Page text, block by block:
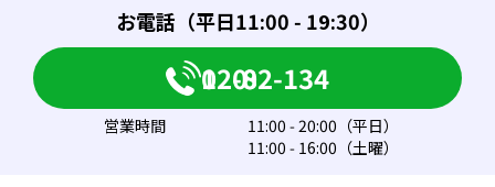
お電話（平日11:00 - 19:30）
0120-082-134
営業時間
11:00 - 20:00（平日）
11:00 - 16:00（土曜）